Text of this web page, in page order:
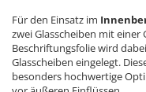
Für den Einsatz im
zwei Glasscheiben mit einer
Beschriftungsfolie wird
Glasscheiben eingelegt.
besonders hochwertige